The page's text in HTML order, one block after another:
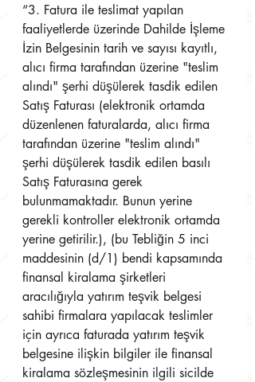
“3. Fatura ile teslimat yapılan
faaliyetlerde üzerinde Dahilde İşleme
İzin Belgesinin tarih ve sayısı kayıtlı,
alıcı firma tarafından üzerine "teslim
alındı" şerhi düşülerek tasdik edilen
Satış Faturası (elektronik ortamda
düzenlenen faturalarda, alıcı firma
tarafından üzerine "teslim alındı"
şerhi düşülerek tasdik edilen basılı
Satış Faturasına gerek
bulunmamaktadır. Bunun yerine
gerekli kontroller elektronik ortamda
yerine getirilir.), (bu Tebliğin 5 inci
maddesinin (d/1) bendi kapsamında
finansal kiralama şirketleri
aracılığıyla yatırım teşvik belgesi
sahibi firmalara yapılacak teslimler
için ayrıca faturada yatırım teşvik
belgesine ilişkin bilgiler ile finansal
kiralama sözleşmesinin ilgili sicilde